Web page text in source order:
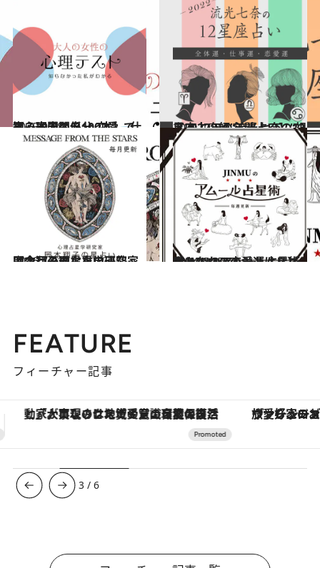
2025.9.28
【心理テスト100本】で知る本当の自分 恋愛、仕事、人間関係…
占い 2021.12.15
【2022年の年間占い】“視える占い師”流光七奈の12星座占い
占い
2026.7.31
【今月のあなたの運勢は？】心理占星学研究家 岡本翔子の星占い
占い 2024.6.15
【あなたの恋愛運は？】JINMUのアムール占星術 愛とエロスのジンムリズム
占い
FEATURE
フィーチャー記事
ヴァシュロン・コンスタンタン「オーヴァーシーズ・オートマティック」。旅愛好家のお気に入りコレクションから、ジェンダーレスな新作が登場 【銀座で出合う最旬美容】美髪ケアや上質
3 /6